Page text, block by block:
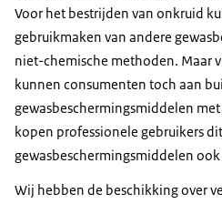
Voor het bestrijden van onkruid
gebruikmaken van andere
niet-chemische methoden. Maar
kunnen consumenten toch aan
gewasbeschermingsmiddelen
kopen professionele gebruikers
gewasbeschermingsmiddelen
Wij hebben de beschikking over